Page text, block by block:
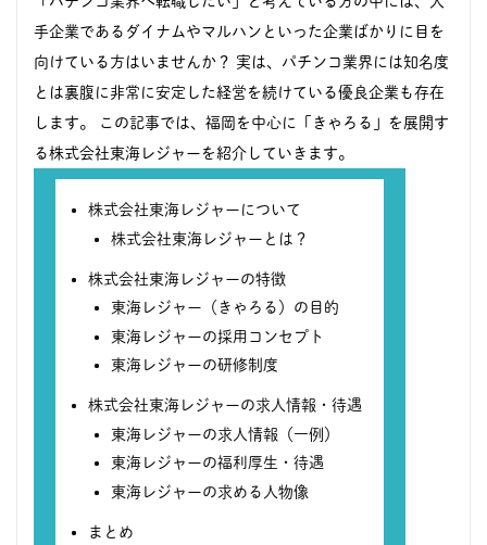
手企業であるダイナムやマルハンといった企業ばかりに目を
向けている方はいませんか？ 実は、パチンコ業界には知名度
とは裏腹に非常に安定した経営を続けている優良企業も存在
します。 この記事では、福岡を中心に「きゃろる」を展開す
る株式会社東海レジャーを紹介していきます。
株式会社東海レジャーについて
株式会社東海レジャーとは？
株式会社東海レジャーの特徴
東海レジャー（きゃろる）の目的
東海レジャーの採用コンセプト
東海レジャーの研修制度
株式会社東海レジャーの求人情報・待遇
東海レジャーの求人情報（一例）
東海レジャーの福利厚生・待遇
東海レジャーの求める人物像
まとめ